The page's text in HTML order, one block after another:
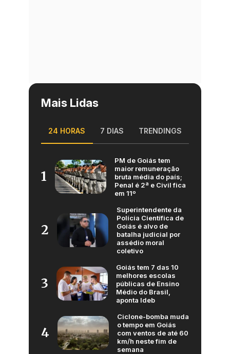
Mais Lidas
24 HORAS 7 DIAS TRENDINGS
1
PM de Goiás tem
maior remuneração
bruta média do país;
Penal é 2ª e Civil fica
em 11º
2
Superintendente da
Polícia Científica de
Goiás é alvo de
batalha judicial por
assédio moral
coletivo
3
Goiás tem 7 das 10
melhores escolas
públicas de Ensino
Médio do Brasil,
aponta Ideb
4
Ciclone-bomba muda
o tempo em Goiás
com ventos de até 60
km/h neste fim de
semana